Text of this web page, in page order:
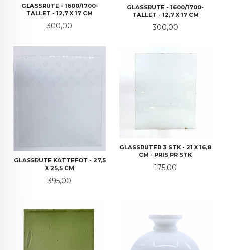
GLASSRUTE - 1600/1700-
TALLET - 12,7 X 17 CM
Pris
300,00
GLASSRUTE - 1600/1700-
TALLET - 12,7 X 17 CM
Pris
300,00
GLASSRUTE KATTEFOT - 27,5
X 25,5 CM
Pris
395,00
GLASSRUTER 3 STK - 21 X 16,8
CM - PRIS PR STK
Pris
175,00